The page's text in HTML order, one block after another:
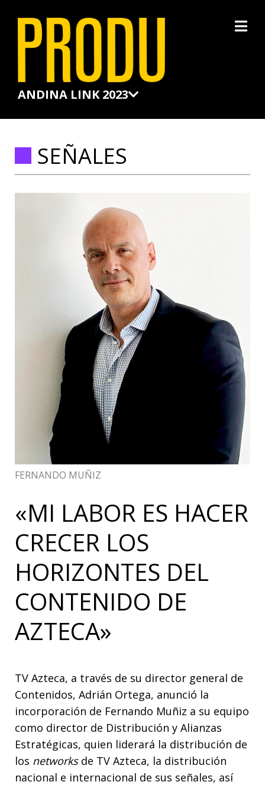
ANDINA LINK 2023
×
SEÑALES
FERNANDO MUÑIZ
«MI LABOR ES HACER
CRECER LOS
HORIZONTES DEL
CONTENIDO DE
AZTECA»
TV Azteca, a través de su director general de
Contenidos, Adrián Ortega, anunció la
incorporación de Fernando Muñiz a su equipo
como director de Distribución y Alianzas
Estratégicas, quien liderará la distribución de
los networksde TV Azteca, la distribución
nacional e internacional de sus señales, así